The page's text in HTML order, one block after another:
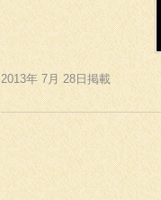
2013年 7月 28日掲載